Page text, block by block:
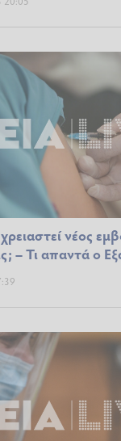
νέος
– Τι απαντά ο